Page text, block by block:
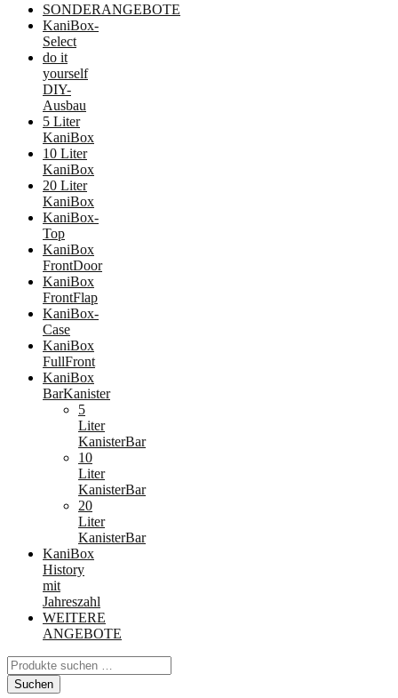
SONDERANGEBOTE
KaniBox-
Select
do it
yourself
DIY-
Ausbau
5 Liter
KaniBox
10 Liter
KaniBox
20 Liter
KaniBox
KaniBox-
Top
KaniBox
FrontDoor
KaniBox
FrontFlap
KaniBox-
Case
KaniBox
FullFront
KaniBox
BarKanister
5
Liter
KanisterBar
10
Liter
KanisterBar
20
Liter
KanisterBar
KaniBox
History
mit
Jahreszahl
WEITERE
ANGEBOTE
Suchen
nach:
Suchen